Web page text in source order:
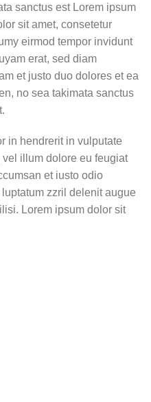
sanctus est Lorem ipsum
sit amet, consetetur
eirmod tempor invidunt
erat, sed diam
et justo duo dolores et ea
no sea takimata sanctus
in hendrerit in vulputate
illum dolore eu feugiat
et iusto odio
zzril delenit augue
Lorem ipsum dolor sit